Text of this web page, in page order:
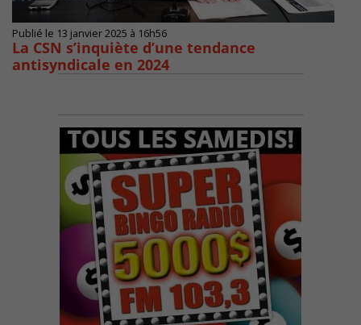
Publié le 13 janvier 2025 à 16h56
La CSN s’inquiète d’une tendance
antisyndicale en 2024